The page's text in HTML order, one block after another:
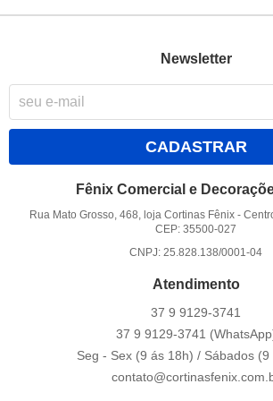
Newsletter
CADASTRAR
Fênix Comercial e
Rua Mato Grosso, 468, loja Cortinas Fênix -
CEP: 35500-027
CNPJ: 25.828.138/0001-04
Atendimento
37 9 9129-3741
37 9 9129-3741
Seg - Sex (9 ás 18h) / Sábados (9